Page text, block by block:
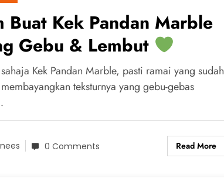
Buat Kek Pandan Marble
Gebu & Lembut
Kek Pandan Marble, pasti ramai yang sudah
teksturnya yang gebu-gebas
0 Comments Read More